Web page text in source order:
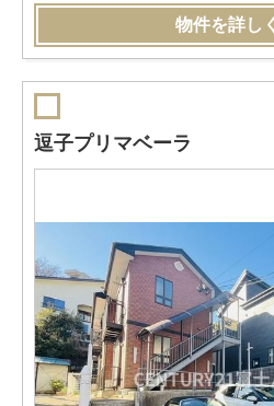
物件を詳し
逗子プリマベーラ